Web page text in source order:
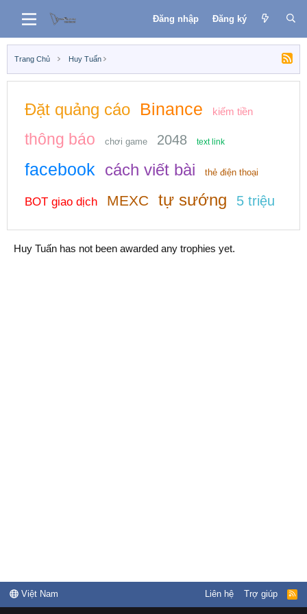
Đăng nhập Đăng ký
Trang Chủ Huy Tuấn
Đặt quảng cáo Binance kiếm tiền
thông báo chơi game 2048 text link
facebook cách viết bài thẻ điện thoại
BOT giao dịch MEXC tự sướng 5 triệu
Huy Tuấn has not been awarded any trophies yet.
Việt Nam Liên hệ Trợ giúp
R